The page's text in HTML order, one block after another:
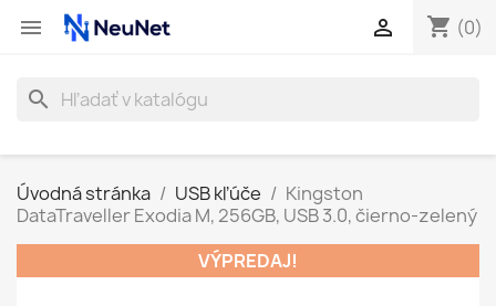
 shopping_cart (0)

search
Úvodná stránka USB kľúče
Kingston
DataTraveller Exodia M, 256GB, USB 3.0, čierno-zelený
VÝPREDAJ!